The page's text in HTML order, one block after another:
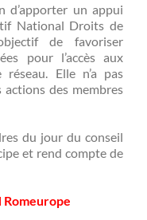
d’apporter un appui
National Droits de
de favoriser
pour l’accès aux
Elle n’a pas
des membres
du jour du conseil
et rend compte de
Romeurope